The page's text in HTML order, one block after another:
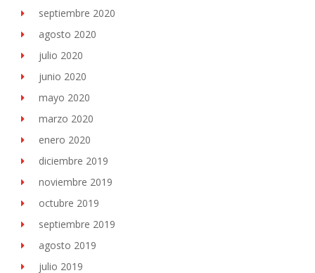
septiembre 2020
agosto 2020
julio 2020
junio 2020
mayo 2020
marzo 2020
enero 2020
diciembre 2019
noviembre 2019
octubre 2019
septiembre 2019
agosto 2019
julio 2019